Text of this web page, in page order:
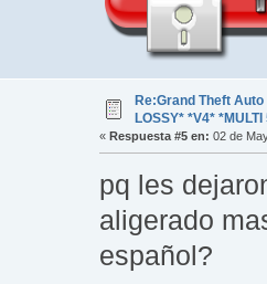
Re:Grand Theft
LOSSY* *V4*
« Respuesta #5 en: 02 de
pq les
aligerado
español?